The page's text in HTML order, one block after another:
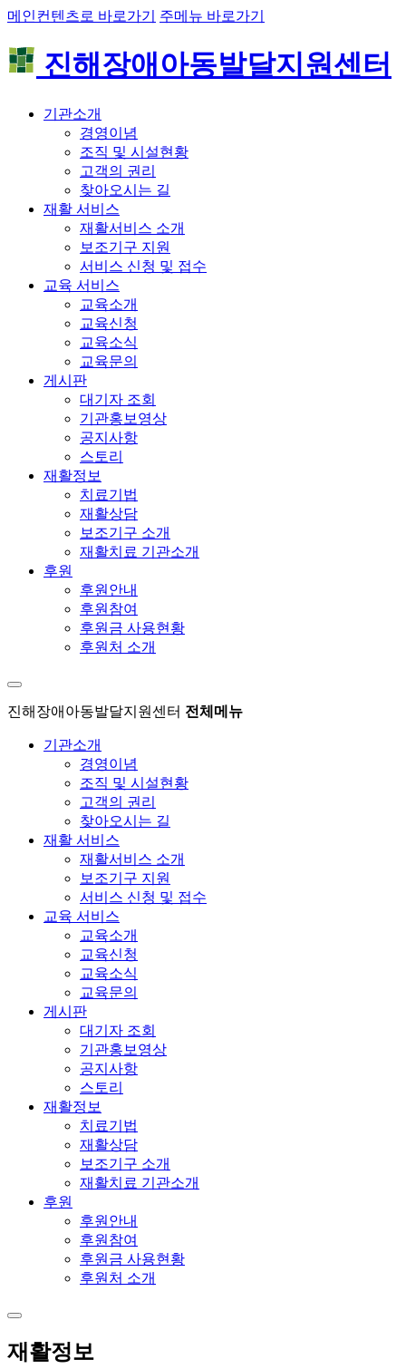
메인컨텐츠로 바로가기 주메뉴 바로가기
진해장애아동발달지원센터
기관소개
경영이념
조직 및 시설현황
고객의 권리
찾아오시는 길
재활 서비스
재활서비스 소개
보조기구 지원
서비스 신청 및 접수
교육 서비스
교육소개
교육신청
교육소식
교육문의
게시판
대기자 조회
기관홍보영상
공지사항
스토리
재활정보
치료기법
재활상담
보조기구 소개
재활치료 기관소개
후원
후원안내
후원참여
후원금 사용현황
후원처 소개
진해장애아동발달지원센터 전체메뉴
기관소개
경영이념
조직 및 시설현황
고객의 권리
찾아오시는 길
재활 서비스
재활서비스 소개
보조기구 지원
서비스 신청 및 접수
교육 서비스
교육소개
교육신청
교육소식
교육문의
게시판
대기자 조회
기관홍보영상
공지사항
스토리
재활정보
치료기법
재활상담
보조기구 소개
재활치료 기관소개
후원
후원안내
후원참여
후원금 사용현황
후원처 소개
재활정보